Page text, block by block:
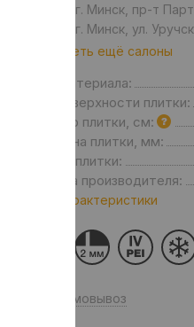
Салон: г. Минск, пр-т
Салон: г. Минск, ул.
Смотреть ещё салоны
Вид материала:
Тип поверхности плитки:
Размер плитки, см:
Толщина плитки, мм:
Бренд плитки:
Страна производителя:
Все характеристики
Самовывоз